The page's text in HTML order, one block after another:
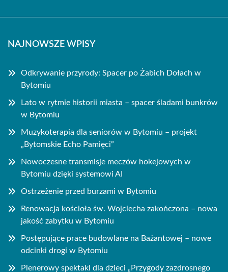
NAJNOWSZE WPISY
Odkrywanie przyrody: Spacer po Żabich Dołach w
Bytomiu
Lato w rytmie historii miasta – spacer śladami bunkrów
w Bytomiu
Muzykoterapia dla seniorów w Bytomiu – projekt
„Bytomskie Echo Pamięci”
Nowoczesne transmisje meczów hokejowych w
Bytomiu dzięki systemowi AI
Ostrzeżenie przed burzami w Bytomiu
Renowacja kościoła św. Wojciecha zakończona – nowa
jakość zabytku w Bytomiu
Postępujące prace budowlane na Bażantowej – nowe
odcinki drogi w Bytomiu
Plenerowy spektakl dla dzieci „Przygody zazdrosnego